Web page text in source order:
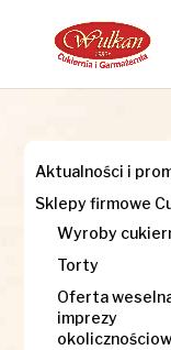
Aktualności i
Sklepy firmowe
Wyroby
Torty
Oferta
imprezy